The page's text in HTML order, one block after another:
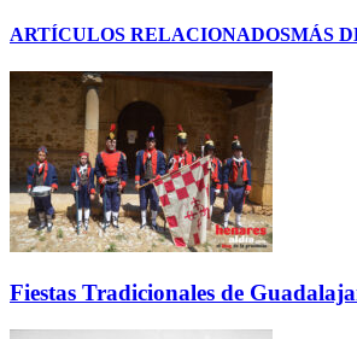
ARTÍCULOS RELACIONADOSMÁS
Fiestas Tradicionales de